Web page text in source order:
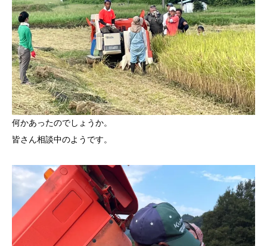
何かあったのでしょうか。
皆さん相談中のようです。